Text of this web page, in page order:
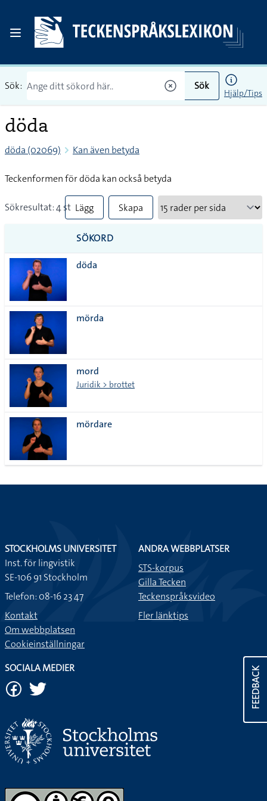
Sök: Sök
Hjälp/Tips
döda
döda (02069) Kan även betyda
Teckenformen för döda kan också betyda
Sökresultat: 4 st Lägg
till
alla i
Skapa
SÖKORD
döda
mörda
mord
Juridik > brottet
mördare
FEEDBACK
STOCKHOLMS UNIVERSITET
Inst. för lingvistik
SE-106 91 Stockholm
Telefon: 08-16 23 47
Kontakt
Om webbplatsen
Cookieinställningar
ANDRA WEBBPLATSER
STS-korpus
Gilla Tecken
Teckenspråksvideo
Fler länktips
SOCIALA MEDIER